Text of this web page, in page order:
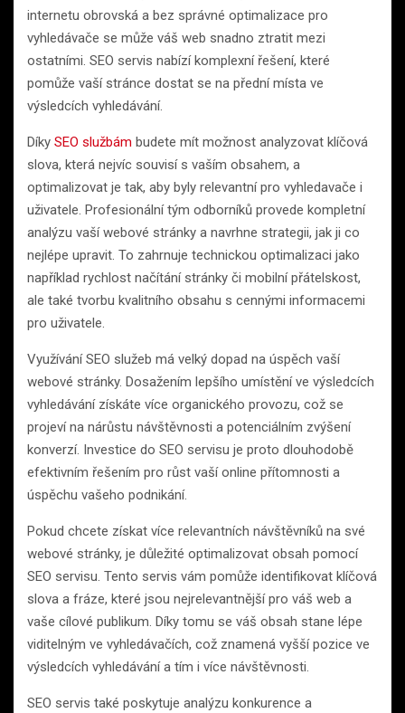
internetu obrovská a bez správné optimalizace pro
vyhledávače se může váš web snadno ztratit mezi
ostatními. SEO servis nabízí komplexní řešení, které
pomůže vaší stránce dostat se na přední místa ve
výsledcích vyhledávání.
Díky SEO službám budete mít možnost analyzovat klíčová
slova, která nejvíc souvisí s vaším obsahem, a
optimalizovat je tak, aby byly relevantní pro vyhledavače i
uživatele. Profesionální tým odborníků provede kompletní
analýzu vaší webové stránky a navrhne strategii, jak ji co
nejlépe upravit. To zahrnuje technickou optimalizaci jako
například rychlost načítání stránky či mobilní přátelskost,
ale také tvorbu kvalitního obsahu s cennými informacemi
pro uživatele.
Využívání SEO služeb má velký dopad na úspěch vaší
webové stránky. Dosažením lepšího umístění ve výsledcích
vyhledávání získáte více organického provozu, což se
projeví na nárůstu návštěvnosti a potenciálním zvýšení
konverzí. Investice do SEO servisu je proto dlouhodobě
efektivním řešením pro růst vaší online přítomnosti a
úspěchu vašeho podnikání.
Pokud chcete získat více relevantních návštěvníků na své
webové stránky, je důležité optimalizovat obsah pomocí
SEO servisu. Tento servis vám pomůže identifikovat klíčová
slova a fráze, které jsou nejrelevantnější pro váš web a
vaše cílové publikum. Díky tomu se váš obsah stane lépe
viditelným ve vyhledávačích, což znamená vyšší pozice ve
výsledcích vyhledávání a tím i více návštěvnosti.
SEO servis také poskytuje analýzu konkurence a